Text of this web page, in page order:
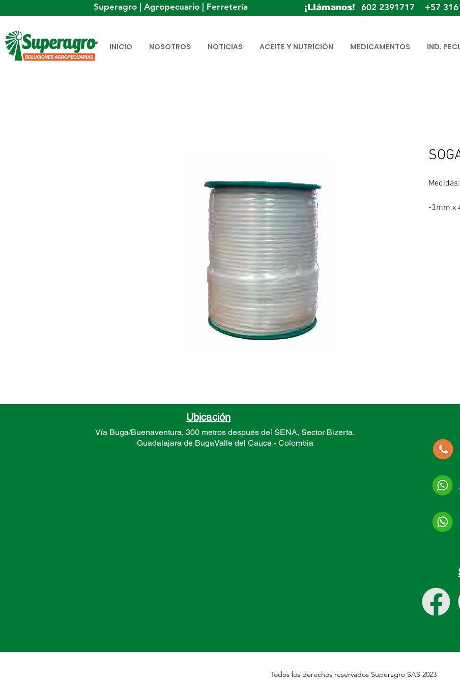
¡Llámanos! 602 2391717 +57
Superagro | Agropecuario | Ferretería
INICIO NOSOTROS NOTICIAS ACEITE Y NUTRICIÓN MEDICAMENTOS IND.
Medidas:
-3mm x
Ubicación
Vía Buga/Buenaventura, 300 metros después del SENA, Sector Bizerta.
Guadalajara de BugaValle del Cauca - Colombia
Todos los derechos reservados Superagro SAS 2023